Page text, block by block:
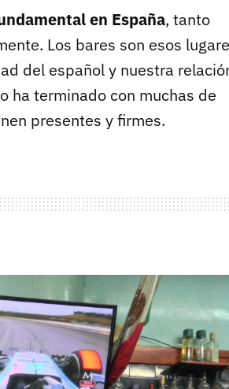
en España, tanto
Los bares son esos
del español y nuestra
ha terminado con muchas de
presentes y firmes.